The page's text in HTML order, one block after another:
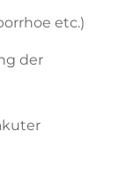
etc.)
der